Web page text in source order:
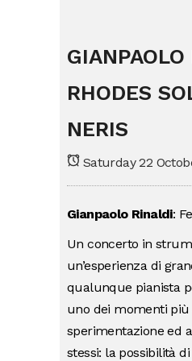
RHODES
NERIS
Saturday 22
Gianpaolo Rinaldi:
Un concerto in
un’esperienza di
qualunque pianista
uno dei momenti
sperimentazione ed
stessi: la possibilità